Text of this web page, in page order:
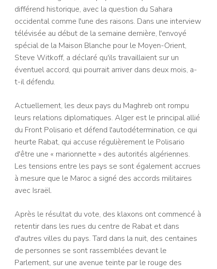
différend historique, avec la question du Sahara
occidental comme l'une des raisons. Dans une interview
télévisée au début de la semaine dernière, l'envoyé
spécial de la Maison Blanche pour le Moyen-Orient,
Steve Witkoff, a déclaré qu'ils travaillaient sur un
éventuel accord, qui pourrait arriver dans deux mois, a-
t-il défendu.
Actuellement, les deux pays du Maghreb ont rompu
leurs relations diplomatiques. Alger est le principal allié
du Front Polisario et défend l'autodétermination, ce qui
heurte Rabat, qui accuse régulièrement le Polisario
d'être une « marionnette » des autorités algériennes.
Les tensions entre les pays se sont également accrues
à mesure que le Maroc a signé des accords militaires
avec Israël.
Après le résultat du vote, des klaxons ont commencé à
retentir dans les rues du centre de Rabat et dans
d'autres villes du pays. Tard dans la nuit, des centaines
de personnes se sont rassemblées devant le
Parlement, sur une avenue teinte par le rouge des